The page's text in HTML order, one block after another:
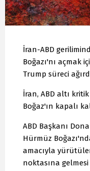
İran-ABD
Boğazı'nı açmak
Trump süreci
İran, ABD altı
Boğaz'ın kapalı
ABD Başkanı
Hürmüz
amacıyla
noktasına